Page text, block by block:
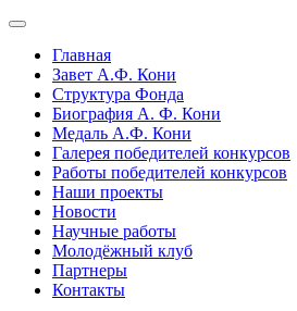
Главная
Завет А.Ф. Кони
Структура Фонда
Биография А. Ф. Кони
Медаль А.Ф. Кони
Галерея победителей конкурсов
Работы победителей конкурсов
Наши проекты
Новости
Научные работы
Молодёжный клуб
Партнеры
Контакты